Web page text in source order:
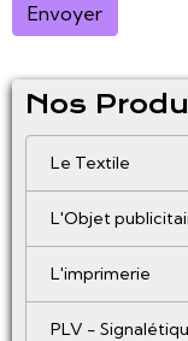
Envoyer
Nos
Le Textile
L'Objet
L'imprimerie
PLV -